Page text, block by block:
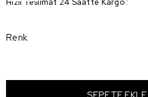
Hızlı Teslimat 24 Saatte Kargo :
Renk